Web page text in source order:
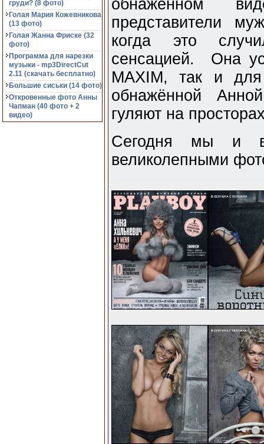
груди? (8 фото)
Голая Мария Кожевникова
(13 фото)
Голая Жанна Фриске (32
фото)
Программа для нарезки
музыки - mp3DirectCut
2.11 (cкачать бесплатно)
Большие сиськи (14 фото)
Откровенные фото Анны
Чапман (40 фото + 2
видео)
обнажённом
представители
когда это
сенсацией. Она
MAXIM, так и
обнажённой
гуляют на
Сегодня мы и
великолепными